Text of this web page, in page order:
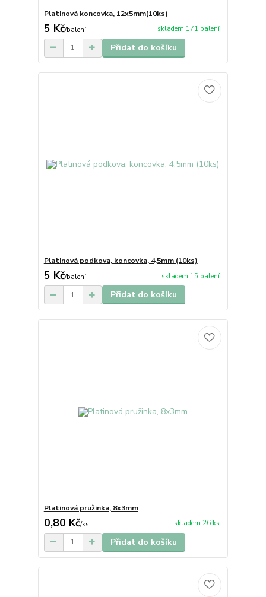
Platinová koncovka, 12x5mm(10ks)
5 Kč/balení skladem 171 balení
Přidat do košíku
Platinová podkova, koncovka, 4,5mm (10ks)
5 Kč/balení skladem 15 balení
Přidat do košíku
Platinová pružinka, 8x3mm
0,80 Kč/ks skladem 26 ks
Přidat do košíku